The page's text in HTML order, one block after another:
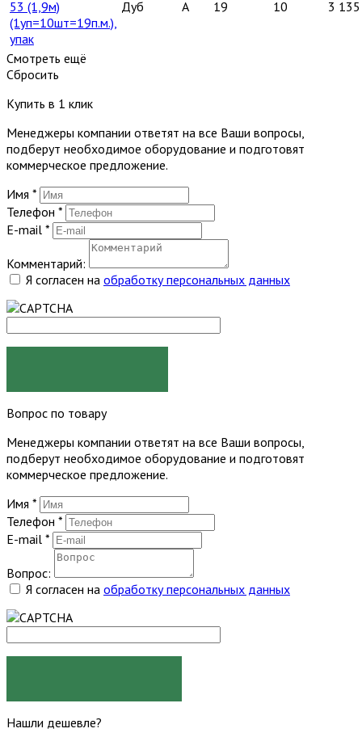
53 (1,9м)
(1уп=10шт=19п.м.),
упак
Дуб A 19 10 3 135
Смотреть ещё
Сбросить
Купить в 1 клик
Менеджеры компании ответят на все Ваши вопросы,
подберут необходимое оборудование и подготовят
коммерческое предложение.
Имя *
Телефон *
E-mail *
Комментарий:
Я согласен на обработку персональных данных
Вопрос по товару
Менеджеры компании ответят на все Ваши вопросы,
подберут необходимое оборудование и подготовят
коммерческое предложение.
Имя *
Телефон *
E-mail *
Вопрос:
Я согласен на обработку персональных данных
Нашли дешевле?